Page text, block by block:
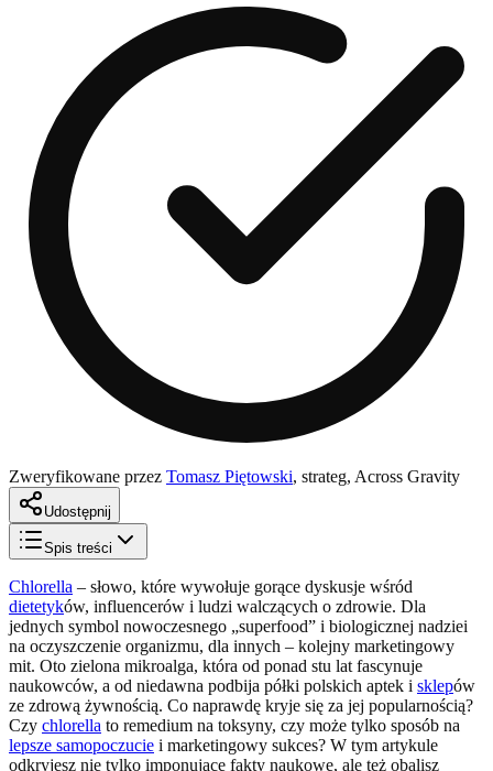
Zweryfikowane przez Tomasz Piętowski, strateg, Across Gravity
Udostępnij
Spis treści
Chlorella – słowo, które wywołuje gorące dyskusje wśród
dietetyków, influencerów i ludzi walczących o zdrowie. Dla
jednych symbol nowoczesnego „superfood” i biologicznej nadziei
na oczyszczenie organizmu, dla innych – kolejny marketingowy
mit. Oto zielona mikroalga, która od ponad stu lat fascynuje
naukowców, a od niedawna podbija półki polskich aptek i sklepów
ze zdrową żywnością. Co naprawdę kryje się za jej popularnością?
Czy chlorella to remedium na toksyny, czy może tylko sposób na
lepsze samopoczucie i marketingowy sukces? W tym artykule
odkryjesz nie tylko imponujące fakty naukowe, ale też obalisz